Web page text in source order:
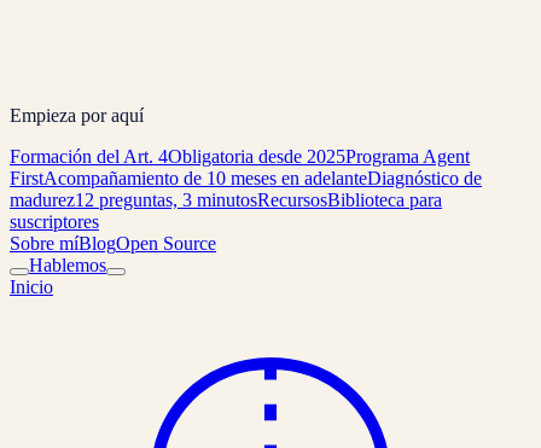
Empieza por aquí
Formación del Art. 4Obligatoria desde 2025Programa Agent
FirstAcompañamiento de 10 meses en adelanteDiagnóstico de
madurez12 preguntas, 3 minutosRecursosBiblioteca para
suscriptores
Sobre míBlogOpen Source
Hablemos
Inicio